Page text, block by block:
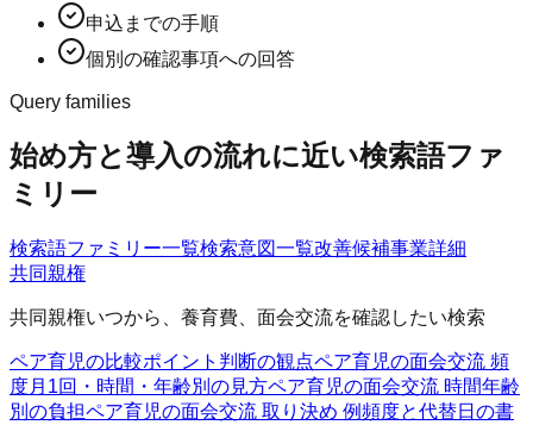
申込までの手順
個別の確認事項への回答
Query families
始め方と導入の流れに近い検索語ファ
ミリー
検索語ファミリー一覧検索意図一覧改善候補事業詳細
共同親権
共同親権いつから、養育費、面会交流を確認したい検索
ペア育児の比較ポイント 判断の観点ペア育児の面会交流 頻
度月1回・時間・年齢別の見方ペア育児の面会交流 時間年齢
別の負担ペア育児の面会交流 取り決め 例頻度と代替日の書